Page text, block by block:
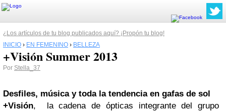
¿Los artículos de tu blog publicados aquí? ¡Propón tu blog!
INICIO › EN FEMENINO › BELLEZA
+Visión Summer 2013
Por Stella_37
Desfiles, música y toda la tendencia en gafas de sol
+Visión, la cadena de ópticas integrante del grupo